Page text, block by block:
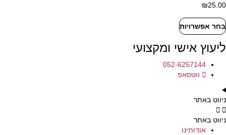
₪25.00
בחר אפשרויות
יש
סוגים.
ניתן
ליעוץ אישי ומקצועי
052-6257144
ווטסאפ
ניווט באתר
ניווט באתר
אודותינו